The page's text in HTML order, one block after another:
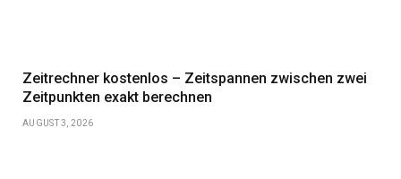
Zeitrechner kostenlos – Zeitspannen zwischen zwei
Zeitpunkten exakt berechnen
AUGUST 3, 2026